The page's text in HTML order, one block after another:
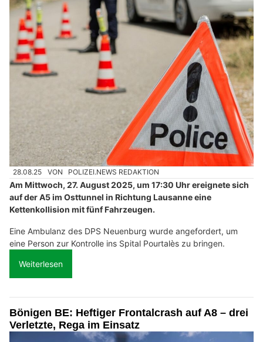
28.08.25 VON POLIZEI.NEWS REDAKTION
Am Mittwoch, 27. August 2025, um 17:30 Uhr ereignete sich
auf der A5 im Osttunnel in Richtung Lausanne eine
Kettenkollision mit fünf Fahrzeugen.
Eine Ambulanz des DPS Neuenburg wurde angefordert, um
eine Person zur Kontrolle ins Spital Pourtalès zu bringen.
Weiterlesen
Bönigen BE: Heftiger Frontalcrash auf A8 – drei
Verletzte, Rega im Einsatz